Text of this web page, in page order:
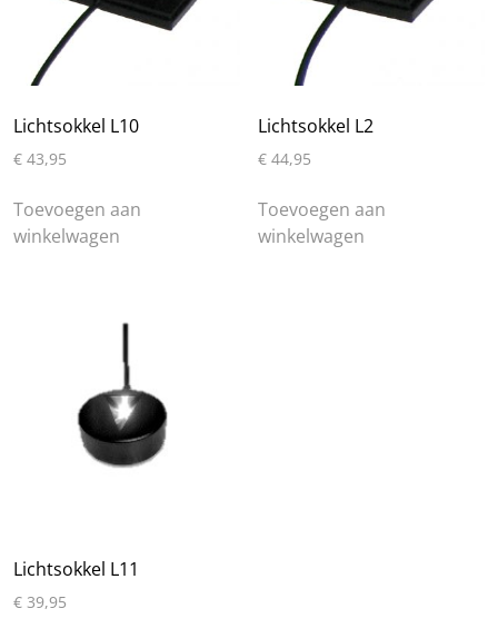
Lichtsokkel L10
€ 43,95
Toevoegen aan
winkelwagen
Lichtsokkel L2
€ 44,95
Toevoegen aan
winkelwagen
Lichtsokkel L11
€ 39,95